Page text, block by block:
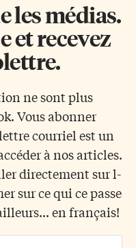
les médias.
et recevez
ne sont plus
Vous abonner
courriel est un
à nos articles.
directement sur l-
sur ce qui ce passe
en français!